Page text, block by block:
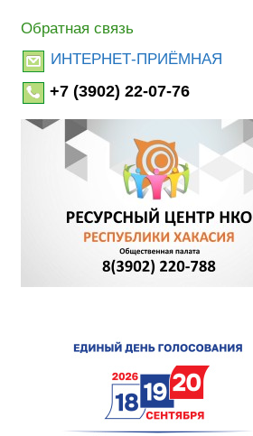
Обратная связь
ИНТЕРНЕТ-ПРИЁМНАЯ
+7 (3902) 22-07-76